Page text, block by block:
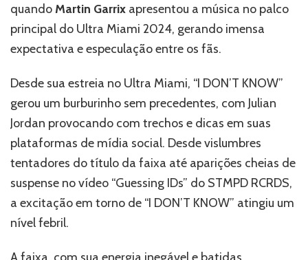
Don’t
Know”
–
quandoMartin Garrix apresentou a música no palco
principal do Ultra Miami 2024, gerando imensa
expectativa e especulação entre os fãs.
Desde sua estreia no Ultra Miami, “I DON’T KNOW”
gerou um burburinho sem precedentes, com Julian
Jordan provocando com trechos e dicas em suas
plataformas de mídia social. Desde vislumbres
tentadores do título da faixa até aparições cheias de
suspense no vídeo “Guessing IDs” do STMPD RCRDS,
a excitação em torno de “I DON’T KNOW” atingiu um
nível febril.